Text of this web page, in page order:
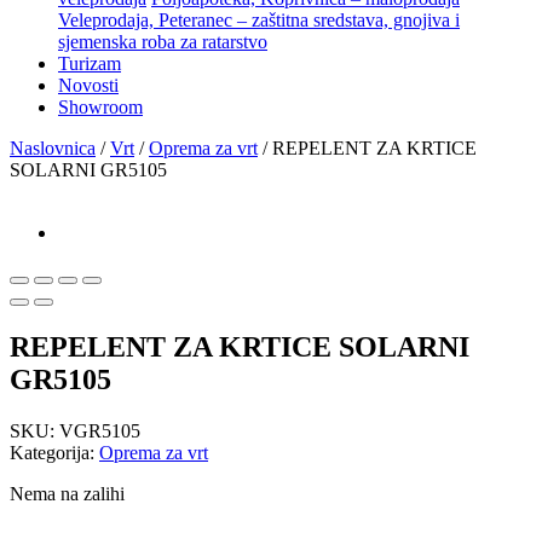
Veleprodaja, Peteranec – zaštitna sredstava, gnojiva i
sjemenska roba za ratarstvo
Turizam
Novosti
Showroom
Naslovnica /Vrt /Oprema za vrt / REPELENT ZA KRTICE
SOLARNI GR5105
REPELENT ZA KRTICE SOLARNI
GR5105
SKU: VGR5105
Kategorija: Oprema za vrt
Nema na zalihi